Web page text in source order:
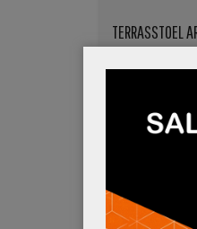
TERRASSTOEL